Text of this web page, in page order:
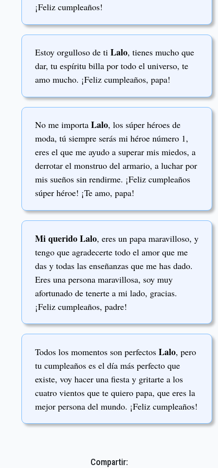
¡Feliz cumpleaños!
Estoy orgulloso de ti Lalo, tienes mucho que
dar, tu espíritu billa por todo el universo, te
amo mucho. ¡Feliz cumpleaños, papa!
No me importa Lalo, los súper héroes de
moda, tú siempre serás mi héroe número 1,
eres el que me ayudo a superar mis miedos, a
derrotar el monstruo del armario, a luchar por
mis sueños sin rendirme. ¡Feliz cumpleaños
súper héroe! ¡Te amo, papa!
Mi querido Lalo, eres un papa maravilloso, y
tengo que agradecerte todo el amor que me
das y todas las enseñanzas que me has dado.
Eres una persona maravillosa, soy muy
afortunado de tenerte a mi lado, gracias.
¡Feliz cumpleaños, padre!
Todos los momentos son perfectos Lalo, pero
tu cumpleaños es el día más perfecto que
existe, voy hacer una fiesta y gritarte a los
cuatro vientos que te quiero papa, que eres la
mejor persona del mundo. ¡Feliz cumpleaños!
Compartir: